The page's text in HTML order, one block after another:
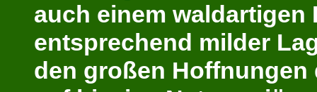
auch einem waldartigen
entsprechend milder
den großen Hoffnungen